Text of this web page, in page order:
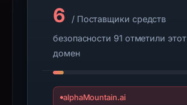
summarizes
time-
a
6
/ Поставщики средств
безопасности 91 отметили этот
домен
alphaMountain.ai